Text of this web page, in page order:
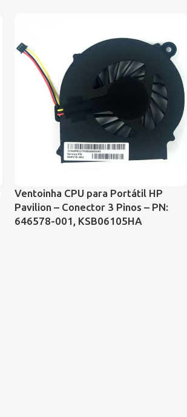
Ventoinha CPU para Portátil HP
Pavilion – Conector 3 Pinos – PN:
646578-001, KSB06105HA